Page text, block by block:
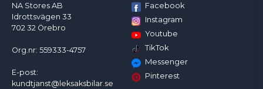
NA Stores AB
Idrottsvägen 33
702 32 Örebro
Org.nr: 559333-4757
E-post:
kundtjanst@leksaksbilar.se
Facebook
Instagram
Youtube
TikTok
Messenger
Pinterest